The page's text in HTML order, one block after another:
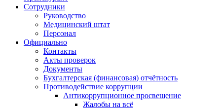
Сотрудники
Руководство
Медицинский штат
Персонал
Официально
Контакты
Акты проверок
Документы
Бухгалтерская (финансовая) отчётность
Противодействие коррупции
Антикоррупционное просвещение
Жалобы на всё